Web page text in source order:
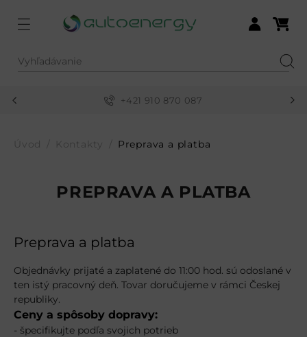
Vyhľadávanie
Prihlásiť sa
+421 910 870 087
Menu
Úvod Kontakty Preprava a platba
PREPRAVA A PLATBA
Preprava a platba
Objednávky prijaté a zaplatené do 11:00 hod. sú odoslané v
ten istý pracovný deň. Tovar doručujeme v rámci Českej
republiky.
Ceny a spôsoby dopravy:
- špecifikujte podľa svojich potrieb